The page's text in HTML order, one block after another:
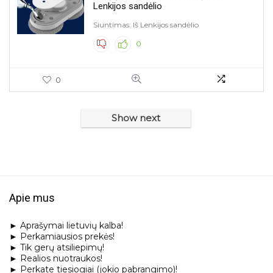
IP ar WiFi kameros
Įrankiai
Įrankiai (peiliai, šakutės ir pan.)
Išmanieji laikrodžiai
Kelnės, šortai
Laisvalaikio ir sporto prekės
Lauko šviestuvai
Lego
Lego ir dėlionės
Lenkijos sandėlio
Siuntimas: Iš Lenkijos sandėlio
0
0
Show next
Apie mus
► Aprašymai lietuvių kalba!
► Perkamiausios prekės!
► Tik gerų atsiliepimų!
► Realios nuotraukos!
► Perkate tiesiogiai (jokio pabrangimo)!